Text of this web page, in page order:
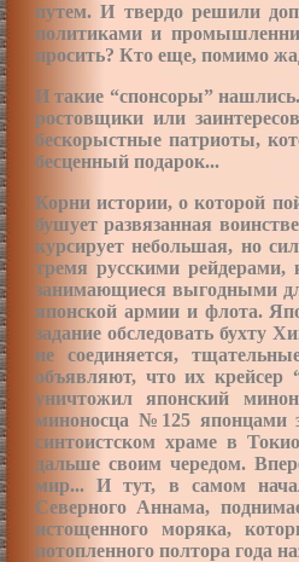
путем. И твердо решили
политиками и
просить? Кто еще, помимо
И такие “спонсоры”
ростовщики или
бескорыстные патриоты,
бесценный подарок...
Корни истории, о которой
бушует развязанная
курсирует небольшая, но
тремя русскими рейдерами,
занимающиеся выгодными
японской армии и флота.
задание обследовать бухту
не соединяется,
объявляют, что их крейсер
уничтожил японский
миноносца №125 японцами
синтоистском храме в
дальше своим чередом.
мир... И тут, в самом
Северного Аннама,
истощенного моряка,
потопленного полтора года